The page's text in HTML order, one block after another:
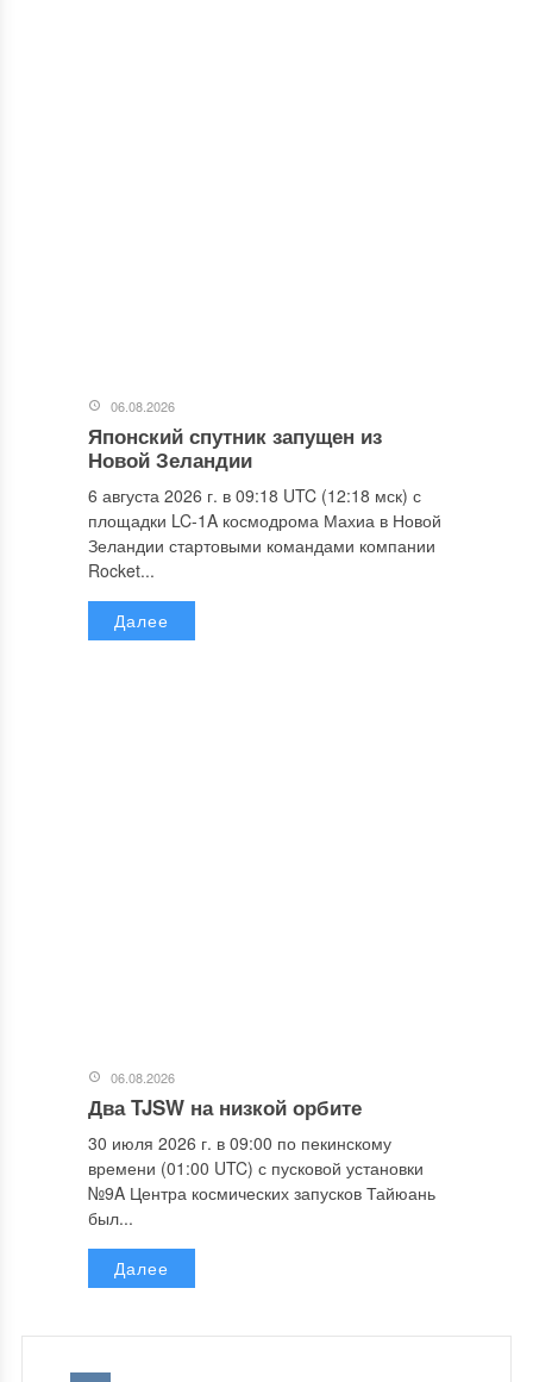
06.08.2026
Японский спутник запущен из
Новой Зеландии
6 августа 2026 г. в 09:18 UTC (12:18 мск) с
площадки LC-1A космодрома Махиа в Новой
Зеландии стартовыми командами компании
Rocket...
Далее
06.08.2026
Два TJSW на низкой орбите
30 июля 2026 г. в 09:00 по пекинскому
времени (01:00 UTC) с пусковой установки
№9A Центра космических запусков Тайюань
был...
Далее